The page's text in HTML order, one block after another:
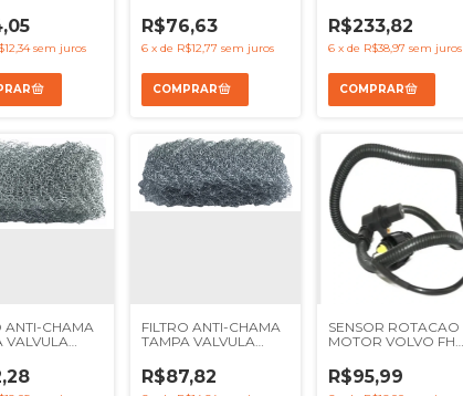
DELIVERY
STRALIS - Ref
sem juros
1622 1721 1722 1731
F12000 F14000
F16000 - REF
R$76,63
6 x de R$12,77 sem juros
1622 1521 2421 1717 1721
1517 - REF 2SL121303
96HU8600AA
R$233,82
6 x de R$38,97 sem juros
ANTI-CHAMA
VALVULA
MBB OM904
REF
FILTRO ANTI-CHAMA
TAMPA VALVULA
MAIOR MBB OM904
OM906 - REF
R$87,82
SENSOR ROTACAO
MOTOR VOLVO FH
REF 20508011
20374282
R$95,99